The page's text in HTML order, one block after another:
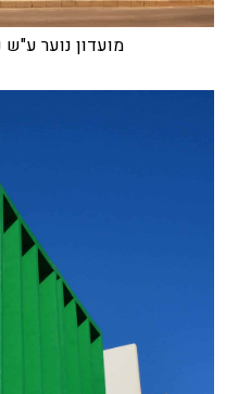
מועדון נוער ע"ש